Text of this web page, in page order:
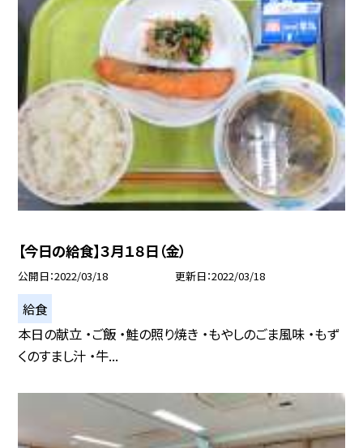
【今日の給食】３月１８日（金）
公開日 2022/03/18 更新日 2022/03/18
給食
本日の献立 ・ご飯 ・鮭の照り焼き ・もやしのごま風味 ・もず
くのすまし汁 ・牛...